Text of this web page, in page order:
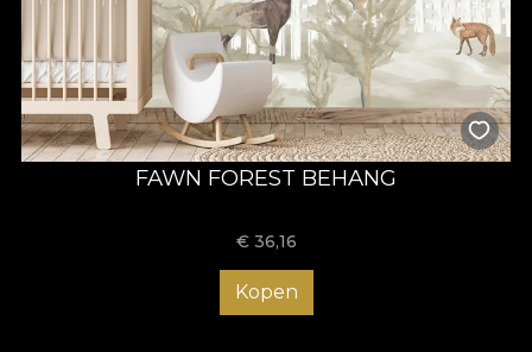
FAWN FOREST BEHANG
€ 36,16
Kopen